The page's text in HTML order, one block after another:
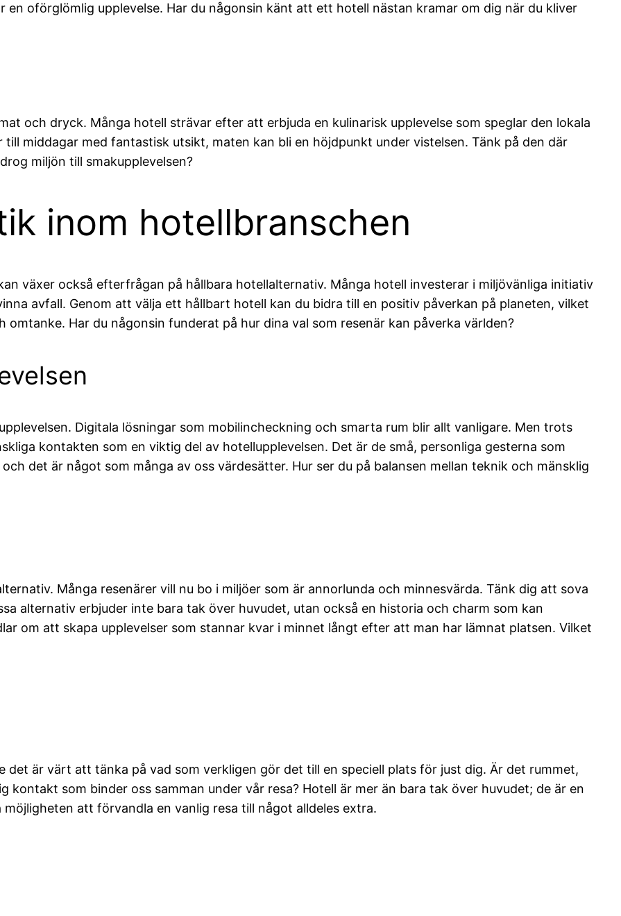
en oförglömlig upplevelse. Har du någonsin känt att ett hotell nästan kramar om dig när du kliver
och dryck. Många hotell strävar efter att erbjuda en kulinarisk upplevelse som speglar den lokala
middagar med fantastisk utsikt, maten kan bli en höjdpunkt under vistelsen. Tänk på den där
miljön till smakupplevelsen?
inom hotellbranschen
växer också efterfrågan på hållbara hotellalternativ. Många hotell investerar i miljövänliga initiativ
avfall. Genom att välja ett hållbart hotell kan du bidra till en positiv påverkan på planeten, vilket
omtanke. Har du någonsin funderat på hur dina val som resenär kan påverka världen?
Digitala lösningar som mobilincheckning och smarta rum blir allt vanligare. Men trots
kontakten som en viktig del av hotellupplevelsen. Det är de små, personliga gesterna som
det är något som många av oss värdesätter. Hur ser du på balansen mellan teknik och mänsklig
Många resenärer vill nu bo i miljöer som är annorlunda och minnesvärda. Tänk dig att sova
alternativ erbjuder inte bara tak över huvudet, utan också en historia och charm som kan
om att skapa upplevelser som stannar kvar i minnet långt efter att man har lämnat platsen. Vilket
det är värt att tänka på vad som verkligen gör det till en speciell plats för just dig. Är det rummet,
kontakt som binder oss samman under vår resa? Hotell är mer än bara tak över huvudet; de är en
att förvandla en vanlig resa till något alldeles extra.